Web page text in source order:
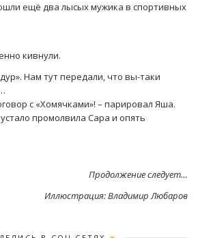
ещё два лысых мужика в спортивных
кивнули.
Нам тут передали, что вы-таки
с «Хомячками»! – парировал Яша.
промолвила Сара и опять
Продолжение следует…
Иллюстрация: Владимир Любаров